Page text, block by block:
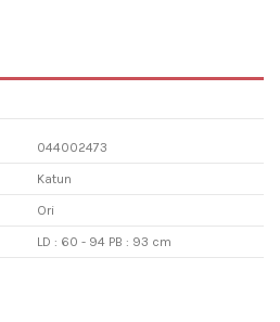
044002473
Katun
Ori
LD : 60 - 94 PB : 93 cm